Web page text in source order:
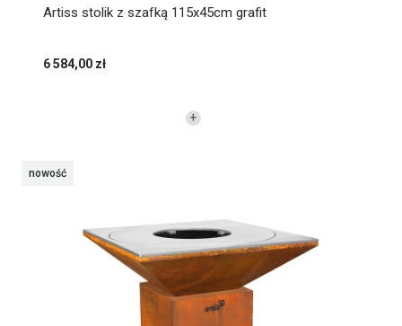
Artiss stolik z szafką 115x45cm grafit
6 584,00 zł
nowość